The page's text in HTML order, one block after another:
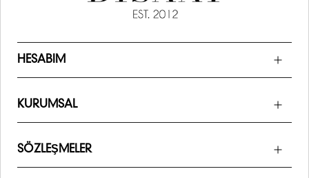
HESABIM
KURUMSAL
SÖZLEŞMELER